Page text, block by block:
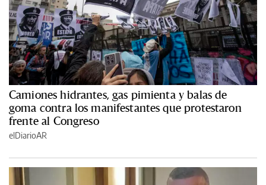
Camiones hidrantes, gas pimienta y balas de
goma contra los manifestantes que protestaron
frente al Congreso
elDiarioAR